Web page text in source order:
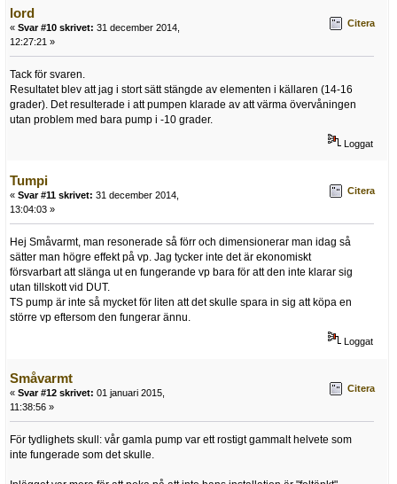
lord
« Svar #10 skrivet: 31 december 2014,
12:27:21 »
Citera
Tack för svaren.
Resultatet blev att jag i stort sätt stängde av elementen i källaren (14-16
grader). Det resulterade i att pumpen klarade av att värma övervåningen
utan problem med bara pump i -10 grader.
Loggat
Tumpi
« Svar #11 skrivet: 31 december 2014,
13:04:03 »
Citera
Hej Småvarmt, man resonerade så förr och dimensionerar man idag så
sätter man högre effekt på vp. Jag tycker inte det är ekonomiskt
försvarbart att slänga ut en fungerande vp bara för att den inte klarar sig
utan tillskott vid DUT.
TS pump är inte så mycket för liten att det skulle spara in sig att köpa en
större vp eftersom den fungerar ännu.
Loggat
Småvarmt
« Svar #12 skrivet: 01 januari 2015,
11:38:56 »
Citera
För tydlighets skull: vår gamla pump var ett rostigt gammalt helvete som
inte fungerade som det skulle.